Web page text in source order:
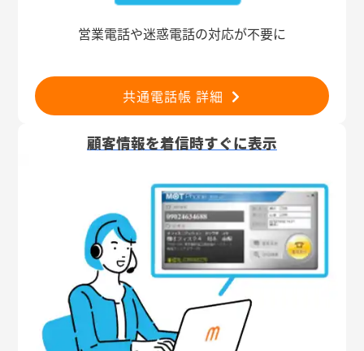
営業電話や迷惑電話の対応が不要に
共通電話帳 詳細
顧客情報を着信時すぐに表示